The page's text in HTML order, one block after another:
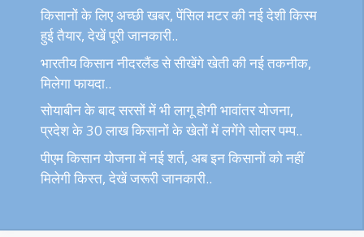
किसानों के लिए अच्छी खबर, पेंसिल मटर की नई देशी किस्म
हुई तैयार, देखें पूरी जानकारी..
भारतीय किसान नीदरलैंड से सीखेंगे खेती की नई तकनीक,
मिलेगा फायदा..
सोयाबीन के बाद सरसों में भी लागू होगी भावांतर योजना,
प्रदेश के 30 लाख किसानों के खेतों में लगेंगे सोलर पम्प..
पीएम किसान योजना में नई शर्त, अब इन किसानों को नहीं
मिलेगी किस्त, देखें जरूरी जानकारी..